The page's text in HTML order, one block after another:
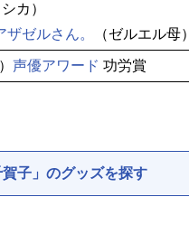
カ）
ゼルさん。 （ゼルエル母）
声優アワード 功労賞
賀子」のグッズを探す